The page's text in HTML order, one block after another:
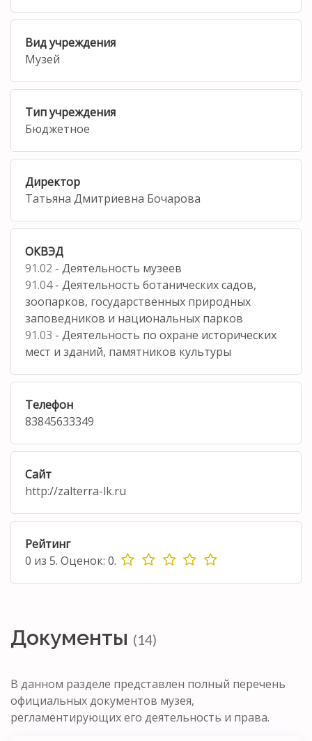
Вид учреждения
Музей
Тип учреждения
Бюджетное
Директор
Татьяна Дмитриевна Бочарова
ОКВЭД
91.02 - Деятельность музеев
91.04- Деятельность ботанических садов,
зоопарков, государственных природных
заповедников и национальных парков
91.03 - Деятельность по охране исторических
мест и зданий, памятников культуры
Телефон
83845633349
Сайт
http://zalterra-lk.ru
Рейтинг
0 из 5. Оценок: 0.
Документы (14)
В данном разделе представлен полный перечень
официальных документов музея,
регламентирующих его деятельность и права.